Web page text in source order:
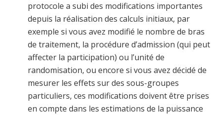
protocole a subi des modifications importantes
depuis la réalisation des calculs initiaux, par
exemple si vous avez modifié le nombre de bras
de traitement, la procédure d’admission (qui peut
affecter la participation) ou l’unité de
randomisation, ou encore si vous avez décidé de
mesurer les effets sur des sous-groupes
particuliers, ces modifications doivent être prises
en compte dans les estimations de la puissance